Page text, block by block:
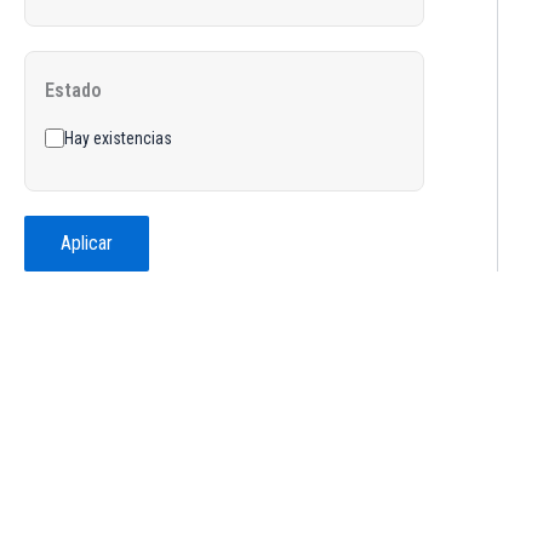
Estado
Hay existencias
Aplicar